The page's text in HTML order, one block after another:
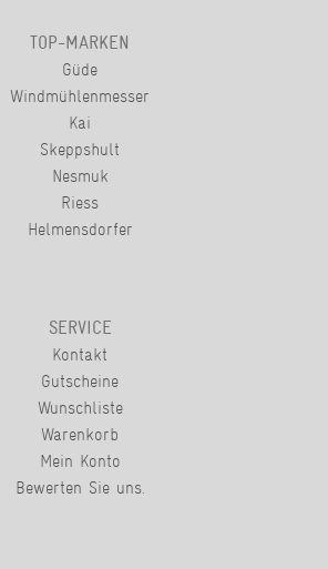
TOP-MARKEN
Güde
Windmühlenmesser
Kai
Skeppshult
Nesmuk
Riess
Helmensdorfer
SERVICE
Kontakt
Gutscheine
Wunschliste
Warenkorb
Mein Konto
Bewerten Sie uns.